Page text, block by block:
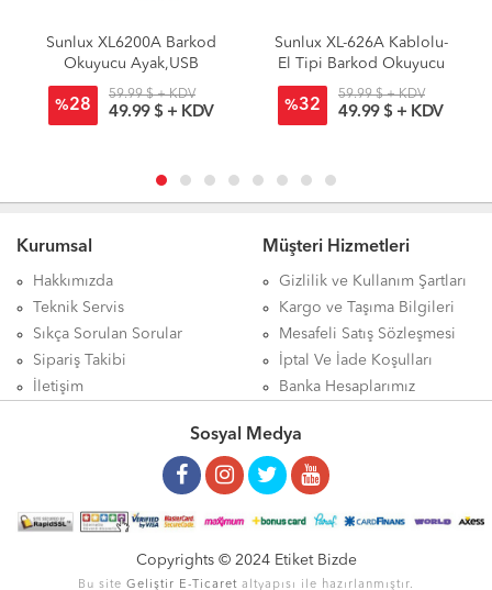
Sunlux XL6200A Barkod
Okuyucu Ayak,USB
Bağlantılı
%28
59.99 $ + KDV
49.99 $ + KDV
Sunlux XL-626A Kablolu-
El Tipi Barkod Okuyucu
%32
59.99 $ + KDV
49.99 $ + KDV
Kurumsal
Hakkımızda
Teknik Servis
Sıkça Sorulan Sorular
Sipariş Takibi
İletişim
Müşteri Hizmetleri
Gizlilik ve Kullanım Şartları
Kargo ve Taşıma Bilgileri
Mesafeli Satış Sözleşmesi
İptal Ve İade Koşulları
Banka Hesaplarımız
Sosyal Medya
Copyrights © 2024 Etiket Bizde
Bu site Geliştir E-Ticaret altyapısı ile hazırlanmıştır.